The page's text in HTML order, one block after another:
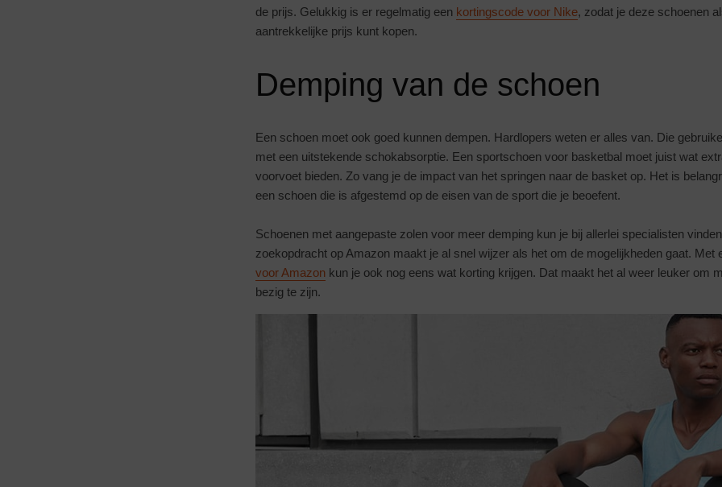
de prijs. Gelukkig is er regelmatig een kortingscode voor Nike, zodat je deze schoenen
aantrekkelijke prijs kunt kopen.
Demping van de schoen
Een schoen moet ook goed kunnen dempen. Hardlopers weten er alles van. Die
met een uitstekende schokabsorptie. Een sportschoen voor basketbal moet juist wat
voorvoet bieden. Zo vang je de impact van het springen naar de basket op. Het is
een schoen die is afgestemd op de eisen van de sport die je beoefent.
Schoenen met aangepaste zolen voor meer demping kun je bij allerlei specialisten
zoekopdracht op Amazon maakt je al snel wijzer als het om de mogelijkheden gaat. Met
voor Amazon kun je ook nog eens wat korting krijgen. Dat maakt het al weer leuker om
bezig te zijn.